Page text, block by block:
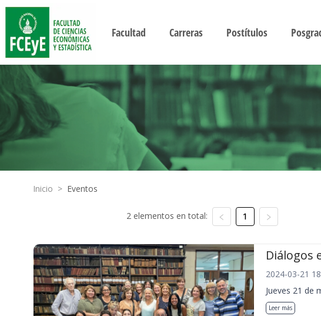
Facultad Carreras Postítulos
Inicio > Eventos
2 elementos en total: 1
Diálogos
2024-03-21
Jueves 21 de
Leer más